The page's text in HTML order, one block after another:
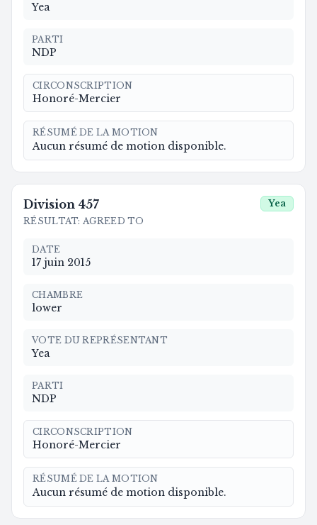
Yea
PARTI
NDP
CIRCONSCRIPTION
Honoré-Mercier
RÉSUMÉ DE LA MOTION
Aucun résumé de motion disponible.
Division 457
RÉSULTAT: AGREED TO
Yea
DATE
17 juin 2015
CHAMBRE
lower
VOTE DU REPRÉSENTANT
Yea
PARTI
NDP
CIRCONSCRIPTION
Honoré-Mercier
RÉSUMÉ DE LA MOTION
Aucun résumé de motion disponible.